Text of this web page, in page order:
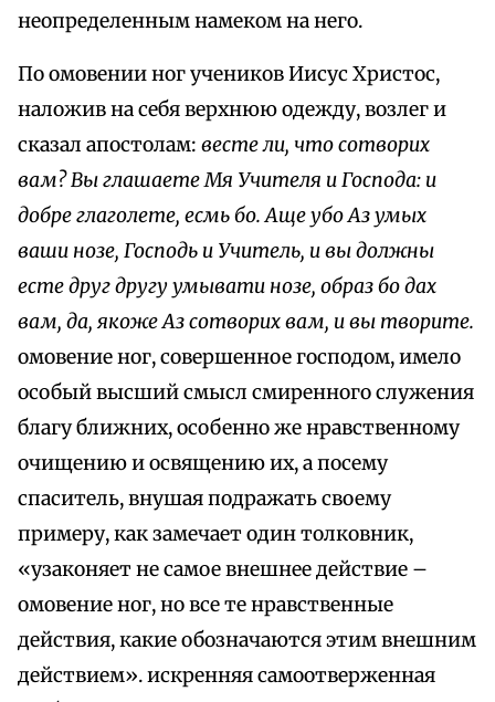
неопределенным намеком на него.
По омовении ног учеников Иисус Христос,
наложив на себя верхнюю одежду, возлег и
сказал апостолам: весте ли, что сотворих
вам? Вы глашаете Мя Учителя и Господа: и
добре глаголете, есмь бо. Аще убо Аз умых
ваши нозе, Господь и Учитель, и вы должны
есте друг другу умывати нозе, образ бо дах
вам, да, якоже Аз сотворих вам, и вы творите.
омовение ног, совершенное господом, имело
особый высший смысл смиренного служения
благу ближних, особенно же нравственному
очищению и освящению их, а посему
спаситель, внушая подражать своему
примеру, как замечает один толковник,
«узаконяет не самое внешнее действие –
омовение ног, но все те нравственные
действия, какие обозначаются этим внешним
действием». искренняя самоотверженная